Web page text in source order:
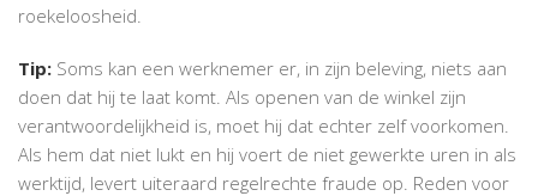
roekeloosheid.
Tip: Soms kan een werknemer er, in zijn beleving, niets aan
doen dat hij te laat komt. Als openen van de winkel zijn
verantwoordelijkheid is, moet hij dat echter zelf voorkomen.
Als hem dat niet lukt en hij voert de niet gewerkte uren in als
werktijd, levert uiteraard regelrechte fraude op. Reden voor